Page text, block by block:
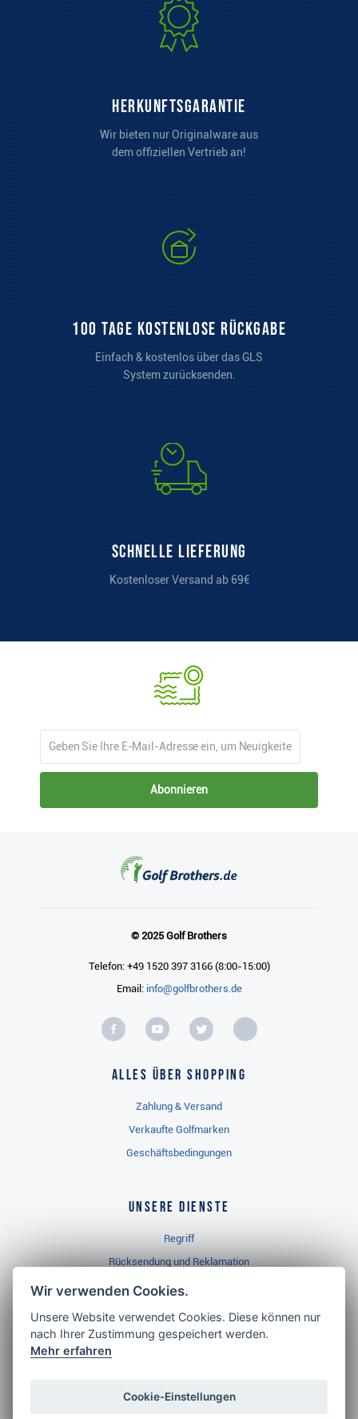
Herkunftsgarantie
Wir bieten nur Originalware aus
dem offiziellen Vertrieb an!
100 Tage kostenlose Rückgabe
Einfach & kostenlos über das GLS
System zurücksenden.
Schnelle Lieferung
Kostenloser Versand ab 69€
Abonnieren
© 2025 Golf Brothers
Telefon: +49 1520 397 3166 (8:00-15:00)
Email: info@golfbrothers.de
Alles über Shopping
Zahlung & Versand
Verkaufte Golfmarken
Geschäftsbedingungen
Unsere Dienste
Regriff
Rücksendung und Reklamation
Widerrufsbelehrung
Golf Brothers.de
Neuheiten
Wir verwenden Cookies.
Unsere Website verwendet Cookies. Diese können nur
nach Ihrer Zustimmung gespeichert werden.
Mehr erfahren
Cookie-Einstellungen